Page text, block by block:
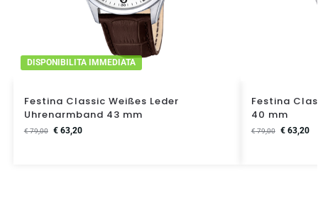
DISPONIBILITA IMMEDIATA
Festina Classic Weißes Leder
Uhrenarmband 43 mm
€79,00 €63,20
Festina
40 mm
€79,00 €63,20